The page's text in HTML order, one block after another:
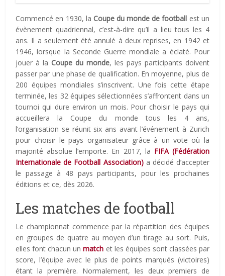
Commencé en 1930, la Coupe du monde de football est un
évènement quadriennal, c’est-à-dire qu’il a lieu tous les 4
ans. Il a seulement été annulé à deux reprises, en 1942 et
1946, lorsque la Seconde Guerre mondiale a éclaté. Pour
jouer à laCoupe du monde, les pays participants doivent
passer par une phase de qualification. En moyenne, plus de
200 équipes mondiales s’inscrivent. Une fois cette étape
terminée, les 32 équipes sélectionnées s’affrontent dans un
tournoi qui dure environ un mois. Pour choisir le pays qui
accueillera la Coupe du monde tous les 4 ans,
l’organisation se réunit six ans avant l’événement à Zurich
pour choisir le pays organisateur grâce à un vote où la
majorité absolue l’emporte. En 2017, la FIFA (Fédération
Internationale de Football Association)a décidé d’accepter
le passage à 48 pays participants, pour les prochaines
éditions et ce, dès 2026.
Les matches de football
Le championnat commence par la répartition des équipes
en groupes de quatre au moyen d’un tirage au sort. Puis,
elles font chacun unmatch et les équipes sont classées par
score, l’équipe avec le plus de points marqués (victoires)
étant la première. Normalement, les deux premiers de